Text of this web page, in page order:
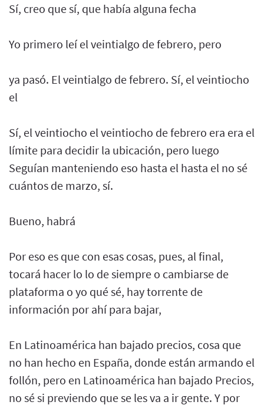
Sí, creo que sí, que había alguna fecha
Yo primero leí el veintialgo de febrero, pero
ya pasó. El veintialgo de febrero. Sí, el veintiocho
el
Sí, el veintiocho el veintiocho de febrero era era el
límite para decidir la ubicación, pero luego
Seguían manteniendo eso hasta el hasta el no sé
cuántos de marzo, sí.
Bueno, habrá
Por eso es que con esas cosas, pues, al final,
tocará hacer lo lo de siempre o cambiarse de
plataforma o yo qué sé, hay torrente de
información por ahí para bajar,
En Latinoamérica han bajado precios, cosa que
no han hecho en España, donde están armando el
follón, pero en Latinoamérica han bajado Precios,
no sé si previendo que se les va a ir gente. Y por